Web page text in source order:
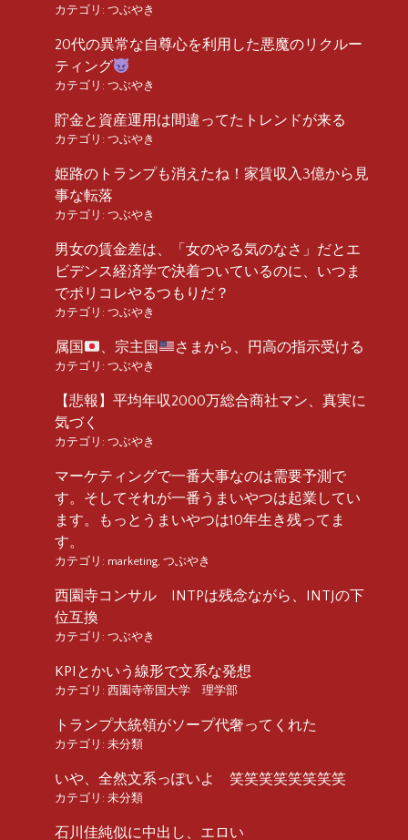
カテゴリ: つぶやき
20代の異常な自尊心を利用した悪魔のリクルー
ティング
カテゴリ: つぶやき
貯金と資産運用は間違ってたトレンドが来る
カテゴリ: つぶやき
姫路のトランプも消えたね！家賃収入3億から見
事な転落
カテゴリ: つぶやき
男女の賃金差は、「女のやる気のなさ」だとエ
ビデンス経済学で決着ついているのに、いつま
でポリコレやるつもりだ？
カテゴリ: つぶやき
属国 、宗主国 さまから、円高の指示受ける
カテゴリ: つぶやき
【悲報】平均年収2000万総合商社マン、真実に
気づく
カテゴリ: つぶやき
マーケティングで一番大事なのは需要予測で
す。そしてそれが一番うまいやつは起業してい
ます。もっとうまいやつは10年生き残ってま
す。
カテゴリ: marketing, つぶやき
西園寺コンサル INTPは残念ながら、INTJの下
位互換
カテゴリ: つぶやき
KPIとかいう線形で文系な発想
カテゴリ: 西園寺帝国大学 理学部
トランプ大統領がソープ代奢ってくれた
カテゴリ: 未分類
いや、全然文系っぽいよ 笑笑笑笑笑笑笑笑
カテゴリ: 未分類
石川佳純似に中出し、エロい